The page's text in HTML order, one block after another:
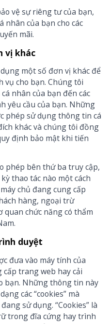
vệ sự riêng tư của bạn,
nhân của bạn cho các
mãi.
vị khác
một số đơn vị khác để
vụ cho bạn. Chúng tôi
nhân của bạn đến các
yêu cầu của bạn. Những
phép sử dụng thông tin cá
khác và chúng tôi đồng
định bảo mật khi tiến
phép bên thứ ba truy cập,
thao tác nào một cách
chủ đang cung cấp
hàng, ngoại trừ
chức năng có thẩm
duyệt
đưa vào máy tính của
trang web hay cải
bạn. Những thông tin này
các “cookies” mà
sử dụng. “Cookies” là
trong đĩa cứng hay trình